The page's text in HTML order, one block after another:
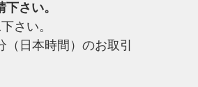
さい。
さい。
日本時間）のお取引